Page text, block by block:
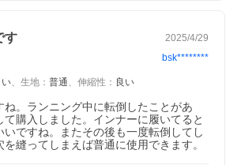
す 2025/4/29
bsk********
い、 生地 ： 普通、 伸縮性 ： 良い
ね。ランニング中に転倒したことがあ
て購入しました。インナーに履いてると
いですね。またその後も一度転倒してし
を縫ってしまえば普通に使用できます。